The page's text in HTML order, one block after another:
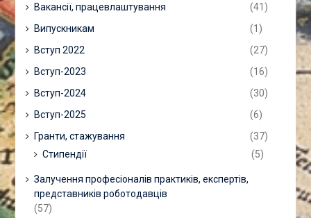
Вакансії, працевлаштування
(41)
Випускникам
(1)
Вступ 2022
(27)
Вступ-2023
(16)
Вступ-2024
(30)
Вступ-2025
(6)
Гранти, стажування
(37)
Стипендії
(5)
Залучення професіоналів практиків, експертів,
представників роботодавців
(57)